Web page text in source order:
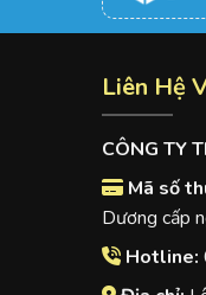
Liên Hệ
CÔNG TY
Mã số
Dương cấp
Hotline: